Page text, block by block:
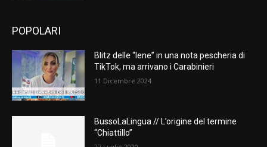
POPOLARI
Blitz delle “Iene” in una nota pescheria di
TikTok, ma arrivano i Carabinieri
11 Dicembre 2024
BussoLaLingua // L’origine del termine
“Chiattillo”